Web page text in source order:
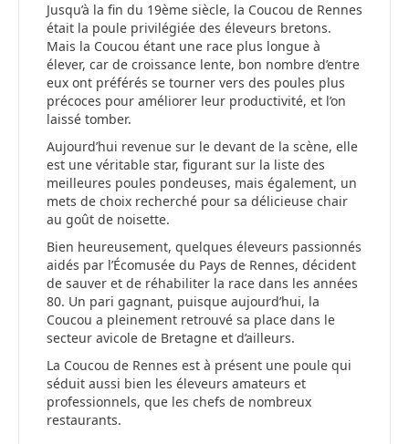
Jusqu’à la fin du 19ème siècle, la Coucou de Rennes
était la poule privilégiée des éleveurs bretons.
Mais la Coucou étant une race plus longue à
élever, car de croissance lente, bon nombre d’entre
eux ont préférés se tourner vers des poules plus
précoces pour améliorer leur productivité, et l’on
laissé tomber.
Aujourd’hui revenue sur le devant de la scène, elle
est une véritable star, figurant sur la liste des
meilleures poules pondeuses, mais également, un
mets de choix recherché pour sa délicieuse chair
au goût de noisette.
Bien heureusement, quelques éleveurs passionnés
aidés par l’Écomusée du Pays de Rennes, décident
de sauver et de réhabiliter la race dans les années
80. Un pari gagnant, puisque aujourd’hui, la
Coucou a pleinement retrouvé sa place dans le
secteur avicole de Bretagne et d’ailleurs.
La Coucou de Rennes est à présent une poule qui
séduit aussi bien les éleveurs amateurs et
professionnels, que les chefs de nombreux
restaurants.